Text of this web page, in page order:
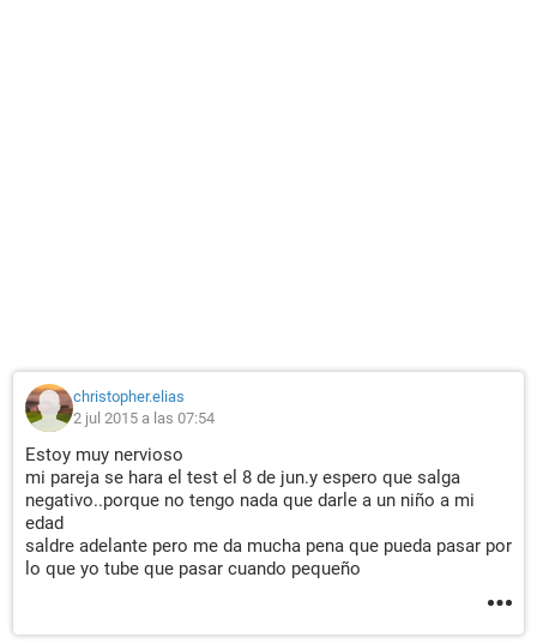
christopher.elias
2 jul 2015 a las 07:54
Estoy muy nervioso
mi pareja se hara el test el 8 de jun.y espero que salga
negativo..porque no tengo nada que darle a un niño a mi
edad
saldre adelante pero me da mucha pena que pueda pasar por
lo que yo tube que pasar cuando pequeño